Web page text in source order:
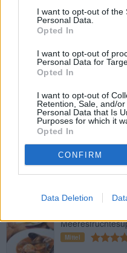
I want to opt-out of the
Personal Data.
Opted In
I want to opt-out of
Personal Data for
Opted In
I want to opt-out of
Retention, Sale, and/
Personal Data that Is
Purposes for which it
Opted In
CONFIRM
Data Deletion
Mittel
Obstsuppe
Leicht
Gratinierte
Leicht
Knoblauchsuppe
Mittel